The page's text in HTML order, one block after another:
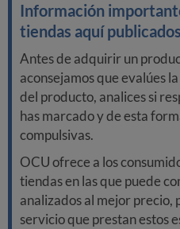
Información
tiendas aquí publicados
Antes de adquirir un
aconsejamos que evalúes
del producto, analices si
has marcado y de esta
compulsivas.
OCU ofrece a los
tiendas en las que puede
analizados al mejor precio,
servicio que prestan estos